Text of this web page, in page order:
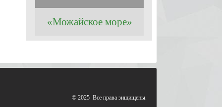
«Можайское море»
© 2025 Все права зищищены.